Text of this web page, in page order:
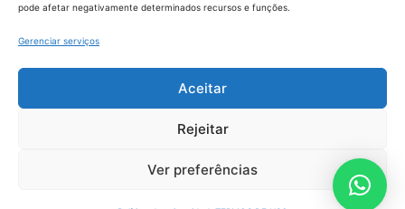
pode afetar negativamente determinados recursos e funções.
Gerenciar serviços
Aceitar
Rejeitar
Ver preferências
Setor de Administração Federal Sul (SAF/Sul), Qd. 04, Lt. 01
Tribunal de Contas da União (TCU), Subsolo, Sala S04
Termos de uso